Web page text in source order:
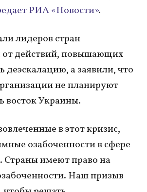
РИА «Новости».
лидеров стран
от действий, повышающих
деэскалацию, а заявили, что
не планируют
восток Украины.
в этот кризис,
озабоченности в сфере
Страны имеют право на
Наш призыв